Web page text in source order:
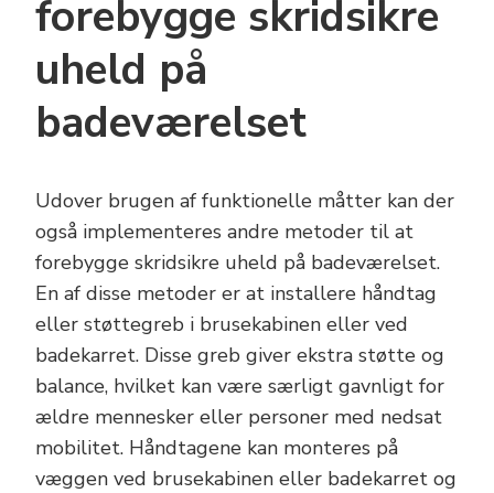
forebygge skridsikre
uheld på
badeværelset
Udover brugen af funktionelle måtter kan der
også implementeres andre metoder til at
forebygge skridsikre uheld på badeværelset.
En af disse metoder er at installere håndtag
eller støttegreb i brusekabinen eller ved
badekarret. Disse greb giver ekstra støtte og
balance, hvilket kan være særligt gavnligt for
ældre mennesker eller personer med nedsat
mobilitet. Håndtagene kan monteres på
væggen ved brusekabinen eller badekarret og